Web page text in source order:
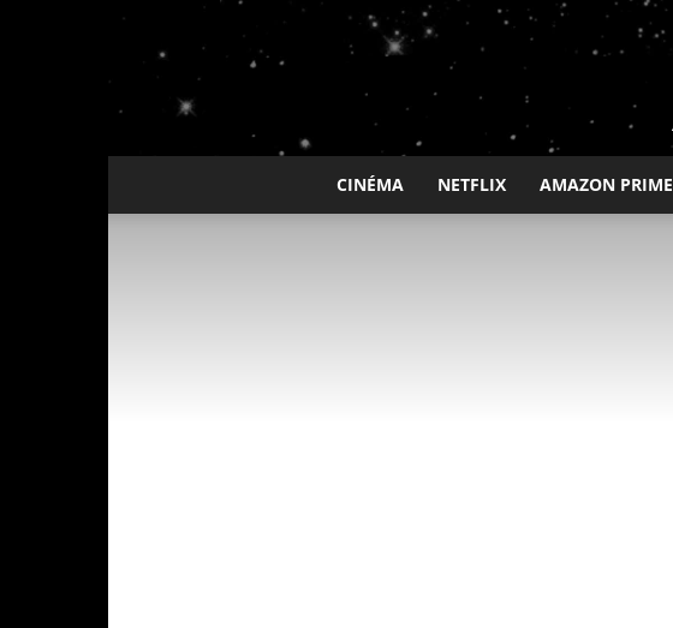
CINÉMA NETFLIX AMAZON PRIME